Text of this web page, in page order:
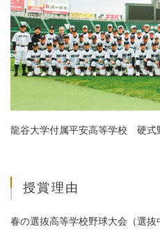
龍谷大学付属平安高等学校 硬式
授賞理由
春の選抜高等学校野球大会（選抜